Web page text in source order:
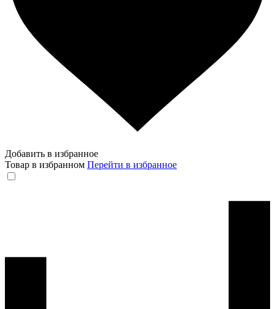
Добавить в избранное
Товар в избранном Перейти в избранное